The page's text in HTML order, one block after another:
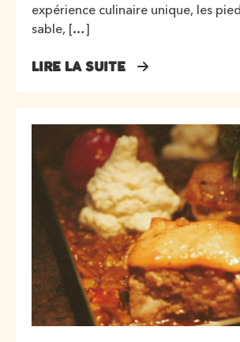
expérience culinaire unique, les
sable, […]
LIRE LA SUITE